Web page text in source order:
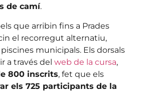
de camí.
que arribin fins a Prades
el recorregut alternatiu,
municipals. Els dorsals
a través del web de la cursa,
800 inscrits, fet que els
els 725 participants de la